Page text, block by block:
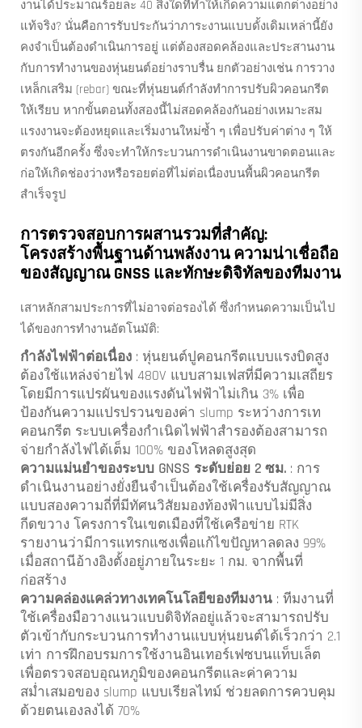
งานได้ประมาณร้อยละ 40 สิ่งใดที่ทำให้เกิดความแตกต่างอย่าง
แท้จริง? นั่นคือการรับประกันว่าภาระงานแบบดั้งเดิมเหล่านี้ยัง
คงจำเป็นต้องดำเนินการอยู่ แต่ต้องสอดคล้องและประสานงาน
กับการทำงานของหุ่นยนต์อย่างราบรื่น ยกตัวอย่างเช่น การวาง
เหล็กเสริม (rebar) ขณะที่หุ่นยนต์กำลังทำการปรับผิวคอนกรีต
ให้เรียบ หากขั้นตอนทั้งสองนี้ไม่สอดคล้องกันอย่างเหมาะสม
แรงงานจะต้องหยุดและเริ่มงานใหม่ซ้ำ ๆ เพื่อปรับค่าต่าง ๆ ให้
ตรงกันอีกครั้ง ซึ่งจะทำให้กระบวนการดำเนินงานขาดตอนและ
ก่อให้เกิดช่องว่างหรือรอยต่อที่ไม่ต่อเนื่องบนพื้นผิวคอนกรีต
สำเร็จรูป
การตรวจสอบการผสานรวมที่สำคัญ:
โครงสร้างพื้นฐานด้านพลังงาน ความน่าเชื่อถือ
ของสัญญาณ GNSS และทักษะดิจิทัลของทีมงาน
เสาหลักสามประการที่ไม่อาจต่อรองได้ ซึ่งกำหนดความเป็นไป
ได้ของการทำงานอัตโนมัติ:
กำลังไฟฟ้าต่อเนื่อง : หุ่นยนต์ปูคอนกรีตแบบแรงบิดสูง
ต้องใช้แหล่งจ่ายไฟ 480V แบบสามเฟสที่มีความเสถียร
โดยมีการแปรผันของแรงดันไฟฟ้าไม่เกิน 3% เพื่อ
ป้องกันความแปรปรวนของค่า slump ระหว่างการเท
คอนกรีต ระบบเครื่องกำเนิดไฟฟ้าสำรองต้องสามารถ
จ่ายกำลังไฟได้เต็ม 100% ของโหลดสูงสุด
ความแม่นยำของระบบ GNSS ระดับย่อย 2 ซม. : การ
ดำเนินงานอย่างยั่งยืนจำเป็นต้องใช้เครื่องรับสัญญาณ
แบบสองความถี่ที่มีทัศนวิสัยมองท้องฟ้าแบบไม่มีสิ่ง
กีดขวาง โครงการในเขตเมืองที่ใช้เครือข่าย RTK
รายงานว่ามีการแทรกแซงเพื่อแก้ไขปัญหาลดลง 99%
เมื่อสถานีอ้างอิงตั้งอยู่ภายในระยะ 1 กม. จากพื้นที่
ก่อสร้าง
ความคล่องแคล่วทางเทคโนโลยีของทีมงาน : ทีมงานที่
ใช้เครื่องมือวางแนวแบบดิจิทัลอยู่แล้วจะสามารถปรับ
ตัวเข้ากับกระบวนการทำงานแบบหุ่นยนต์ได้เร็วกว่า 2.1
เท่า การฝึกอบรมการใช้งานอินเทอร์เฟซบนแท็บเล็ต
เพื่อตรวจสอบอุณหภูมิของคอนกรีตและค่าความ
สม่ำเสมอของ slump แบบเรียลไทม์ ช่วยลดการควบคุม
ด้วยตนเองลงได้ 70%